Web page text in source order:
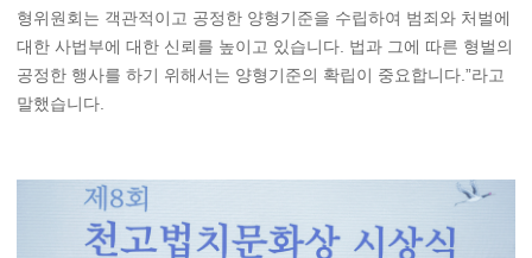
형위원회는 객관적이고 공정한 양형기준을 수립하여 범죄와 처벌에
대한 사법부에 대한 신뢰를 높이고 있습니다. 법과 그에 따른 형벌의
공정한 행사를 하기 위해서는 양형기준의 확립이 중요합니다.”라고
말했습니다.